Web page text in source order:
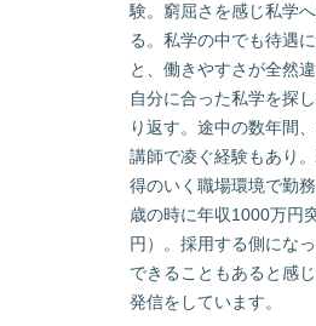
験。窮屈さを感じ私学
る。私学の中でも待遇
と、働きやすさが全然
自分に合った私学を探
り返す。途中の数年間
講師で凌ぐ経験もあり
得のいく職場環境で勤
歳の時に年収1000万円
円）。採用する側にな
できることもあると感
発信をしています。